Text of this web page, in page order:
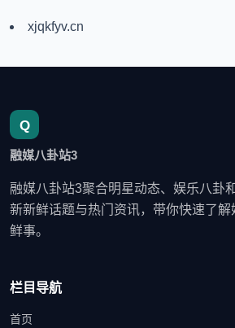
xjqkfyv.cn
融媒八卦站3
融媒八卦站3聚合明星动态、娱乐八卦
新新鲜话题与热门资讯，带你快速了
鲜事。
栏目导航
首页